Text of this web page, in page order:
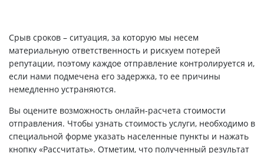
Срыв сроков – ситуация, за которую мы несем
материальную ответственность и рискуем потерей
репутации, поэтому каждое отправление контролируется и,
если нами подмечена его задержка, то ее причины
немедленно устраняются.
Вы оцените возможность онлайн-расчета стоимости
отправления. Чтобы узнать стоимость услуги, необходимо в
специальной форме указать населенные пункты и нажать
кнопку «Рассчитать». Отметим, что полученный результат